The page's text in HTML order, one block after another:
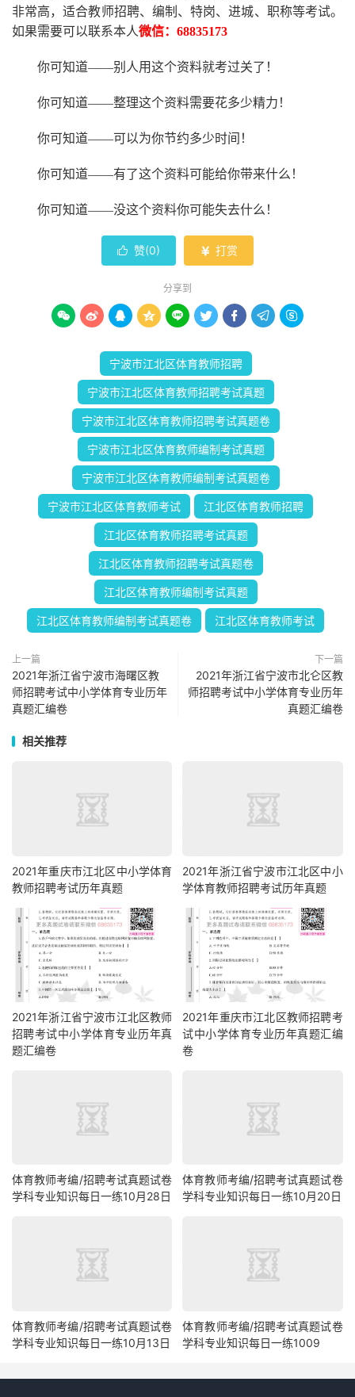
非常高，适合教师招聘、编制、特岗、进城、职称等考试。
如果需要可以联系本人微信： 68835173
你可知道——别人用这个资料就考过关了！
你可知道——整理这个资料需要花多少精力 ！
你可知道——可以为你节约多少时间！
你可知道——有了这个资料可能给你带来什么！
你可知道——没这个资料你可能失去什么 ！
 赞(0)  打赏
分享到
        
宁波市江北区体育教师招聘
宁波市江北区体育教师招聘考试真题
宁波市江北区体育教师招聘考试真题卷
宁波市江北区体育教师编制考试真题
宁波市江北区体育教师编制考试真题卷
宁波市江北区体育教师考试 江北区体育教师招聘
江北区体育教师招聘考试真题
江北区体育教师招聘考试真题卷
江北区体育教师编制考试真题
江北区体育教师编制考试真题卷 江北区体育教师考试
上一篇
2021年浙江省宁波市海曙区教
师招聘考试中小学体育专业历年
真题汇编卷
下一篇
2021年浙江省宁波市北仑区教
师招聘考试中小学体育专业历年
真题汇编卷
相关推荐
2021年重庆市江北区中小学体育
教师招聘考试历年真题
2021年浙江省宁波市江北区中小
学体育教师招聘考试历年真题
2021年浙江省宁波市江北区教师
招聘考试中小学体育专业历年真
题汇编卷
2021年重庆市江北区教师招聘考
试中小学体育专业历年真题汇编
卷
体育教师考编/招聘考试真题试卷
学科专业知识每日一练10月28日
体育教师考编/招聘考试真题试卷
学科专业知识每日一练10月20日
体育教师考编/招聘考试真题试卷
学科专业知识每日一练10月13日
体育教师考编/招聘考试真题试卷
学科专业知识每日一练1009